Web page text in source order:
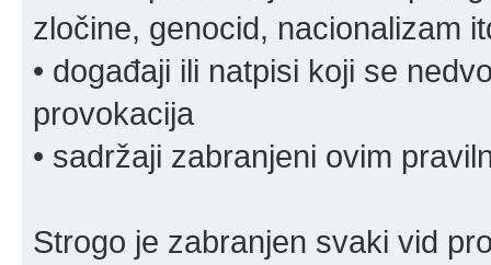
zločine, genocid, nacionalizam
• događaji ili natpisi koji se
provokacija
• sadržaji zabranjeni ovim
Strogo je zabranjen svaki vid